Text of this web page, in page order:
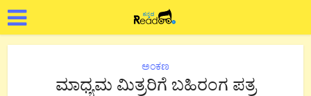
ಅಂಕಣ
ಮಾಧ್ಯಮ ಮಿತ್ರರಿಗೆ ಬಹಿರಂಗ ಪತ್ರ